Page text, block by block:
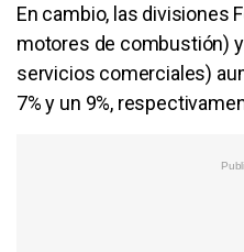
En cambio, las divisiones
motores de combustión)
servicios comerciales)
7% y un 9%,